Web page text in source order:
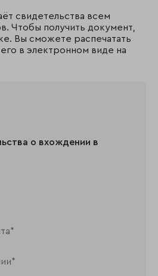
свидетельства всем
Чтобы получить документ,
Вы сможете распечатать
в электронном виде на
о вхождении в